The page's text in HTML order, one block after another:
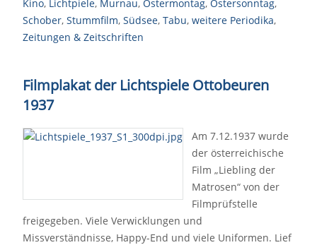
Kino, Lichtpiele, Murnau, Ostermontag, Ostersonntag,
Schober, Stummfilm, Südsee, Tabu, weitere Periodika,
Zeitungen & Zeitschriften
Filmplakat der Lichtspiele Ottobeuren
1937
Am 7.12.1937 wurde
der österreichische
Film „Liebling der
Matrosen“ von der
Filmprüfstelle
freigegeben. Viele Verwicklungen und
Missverständnisse, Happy-End und viele Uniformen. Lief